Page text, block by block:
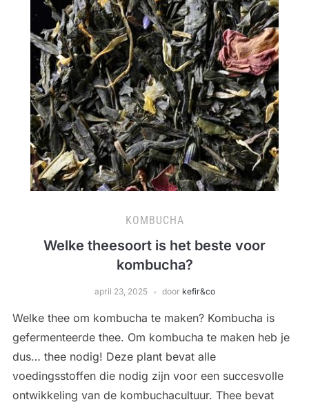
KOMBUCHA
Welke theesoort is het beste voor
kombucha?
april 23, 2025 door kefir&co
Welke thee om kombucha te maken? Kombucha is
gefermenteerde thee. Om kombucha te maken heb je
dus… thee nodig! Deze plant bevat alle
voedingsstoffen die nodig zijn voor een succesvolle
ontwikkeling van de kombuchacultuur. Thee bevat